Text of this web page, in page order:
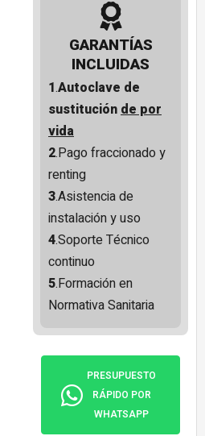
GARANTÍAS
INCLUIDAS
1.Autoclave de
sustituciónde por
vida
2.Pago fraccionado y
renting
3.Asistencia de
instalación y uso
4.Soporte Técnico
continuo
5.Formación en
Normativa Sanitaria
PRESUPUESTO
RÁPIDO POR
WHATSAPP